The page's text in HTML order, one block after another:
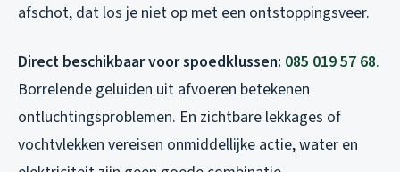
afschot, dat los je niet op met een ontstoppingsveer.
Direct beschikbaar voor spoedklussen: 085 019 57 68.
Borrelende geluiden uit afvoeren betekenen
ontluchtingsproblemen. En zichtbare lekkages of
vochtvlekken vereisen onmiddellijke actie, water en